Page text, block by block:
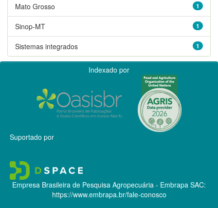
1
Mato Grosso
1
Sinop-MT
1
Sistemas integrados
Indexado por
Suportado por
Empresa Brasileira de Pesquisa Agropecuária - Embrapa SAC:
https://www.embrapa.br/fale-conosco